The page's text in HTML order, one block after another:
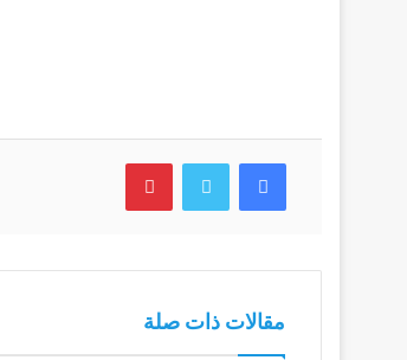
فيسبوك تويتر بينتيريست
مقالات ذات صلة